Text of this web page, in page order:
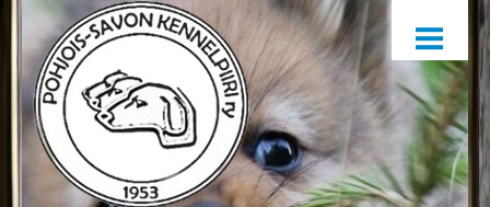
ETUSIVU
HARRASTAMINEN
KENNELPIIRI
SÄÄNNÖT, OHJEET JA LOMAKKEET
KENNELPIIRIN JAOSTOT